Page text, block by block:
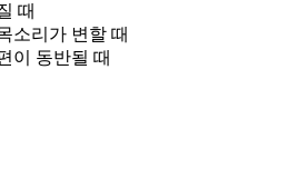
때
소리가 변할 때
이 동반될 때